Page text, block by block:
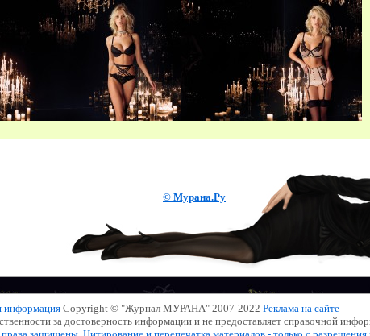
© Мурана.Ру
информация Copyright © "Журнал МУРАНА" 2007-2022 Реклама на сайте
за достоверность информации и не предоставляет справочной